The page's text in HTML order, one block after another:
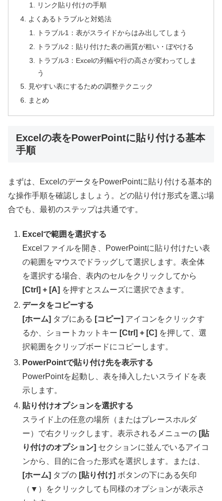
リンク貼り付けの手順
よくあるトラブルと対処法
トラブル1：表がスライドからはみ出してしまう
トラブル2：貼り付けた表の画質が粗い・ぼやける
トラブル3：Excelの列幅や行の高さが変わってしま
う
見やすい表にするための調整テクニック
まとめ
Excelの表をPowerPointに貼り付ける基本
手順
まずは、ExcelのデータをPowerPointに貼り付ける基本的
な操作手順を確認しましょう。どの貼り付け形式を選ぶ場
合でも、最初のステップは共通です。
Excelで範囲を選択する
Excelファイルを開き、PowerPointに貼り付けたい表
の範囲をマウスでドラッグして選択します。表全体
を選択する場合、表内のセルをクリックしてから
[Ctrl] + [A] を押すとスムーズに選択できます。
データをコピーする
[ホーム] タブにある [コピー] アイコンをクリックす
るか、ショートカットキー [Ctrl] + [C] を押して、選
択範囲をクリップボードにコピーします。
PowerPointで貼り付け先を表示する
PowerPointを起動し、表を挿入したいスライドを表
示します。
貼り付けオプションを選択する
スライド上の任意の場所（またはプレースホルダ
ー）で右クリックします。表示されるメニューの [貼
り付けのオプション] セクションに並んでいるアイコ
ンから、目的に合った形式を選択します。または、
[ホーム] タブの [貼り付け] ボタンの下にある矢印
（▼）をクリックしても同様のオプションが表示さ